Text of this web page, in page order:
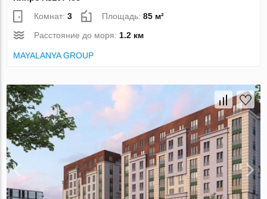
Комнат:3 Площадь:85 м²
Расстояние до моря: 1.2 км
MAYALANYA GROUP